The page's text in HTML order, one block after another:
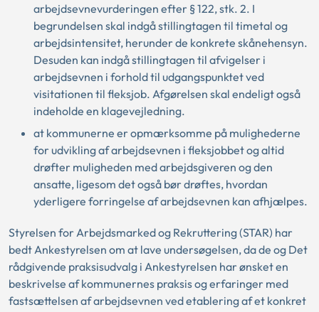
arbejdsevnevurderingen efter § 122, stk. 2. I
begrundelsen skal indgå stillingtagen til timetal og
arbejdsintensitet, herunder de konkrete skånehensyn.
Desuden kan indgå stillingtagen til afvigelser i
arbejdsevnen i forhold til udgangspunktet ved
visitationen til fleksjob. Afgørelsen skal endeligt også
indeholde en klagevejledning.
at kommunerne er opmærksomme på mulighederne
for udvikling af arbejdsevnen i fleksjobbet og altid
drøfter muligheden med arbejdsgiveren og den
ansatte, ligesom det også bør drøftes, hvordan
yderligere forringelse af arbejdsevnen kan afhjælpes.
Styrelsen for Arbejdsmarked og Rekruttering (STAR) har
bedt Ankestyrelsen om at lave undersøgelsen, da de og Det
rådgivende praksisudvalg i Ankestyrelsen har ønsket en
beskrivelse af kommunernes praksis og erfaringer med
fastsættelsen af arbejdsevnen ved etablering af et konkret